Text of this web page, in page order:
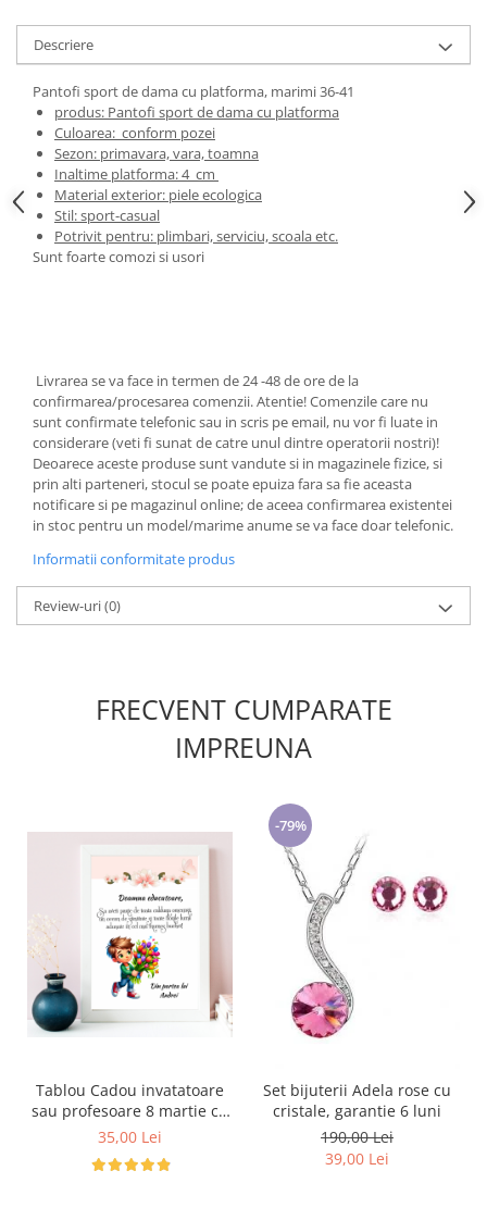
Cadouri pentru Sfânta Maria
Martisoare
Descriere
Pantofi sport de dama cu platforma, marimi 36-41
produs: Pantofi sport de dama cu platforma
Culoarea: conform pozei
Sezon: primavara, vara, toamna
Inaltime platforma: 4 cm
Material exterior: piele ecologica
Stil: sport-casual
Potrivit pentru: plimbari, serviciu, scoala etc.
Sunt foarte comozi si usori
Livrarea se va face in termen de 24 -48 de ore de la
confirmarea/procesarea comenzii. Atentie! Comenzile care nu
sunt confirmate telefonic sau in scris pe email, nu vor fi luate in
considerare (veti fi sunat de catre unul dintre operatorii nostri)!
Deoarece aceste produse sunt vandute si in magazinele fizice, si
prin alti parteneri, stocul se poate epuiza fara sa fie aceasta
notificare si pe magazinul online; de aceea confirmarea existentei
in stoc pentru un model/marime anume se va face doar telefonic.
Informatii conformitate produs
Review-uri(0)
FRECVENT CUMPARATE
IMPREUNA
Tablou Cadou invatatoare
sau profesoare 8 martie cu
mesaje personalizate
35,00 Lei
-79%
Set bijuterii Adela rose cu
cristale, garantie 6 luni
190,00 Lei
39,00 Lei